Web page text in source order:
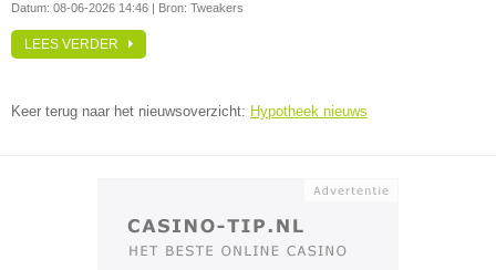
Datum: 08-06-2026 14:46 | Bron: Tweakers
LEES VERDER
Keer terug naar het nieuwsoverzicht: Hypotheek nieuws